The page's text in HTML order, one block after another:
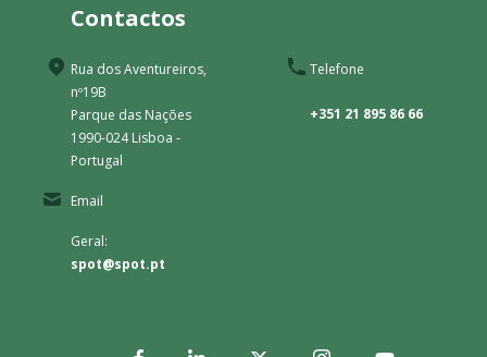
Contactos
Rua dos Aventureiros,
nº19B
Parque das Nações
1990-024 Lisboa -
Portugal
Telefone
+351 21 895 86 66
Email
Geral:
spot@spot.pt